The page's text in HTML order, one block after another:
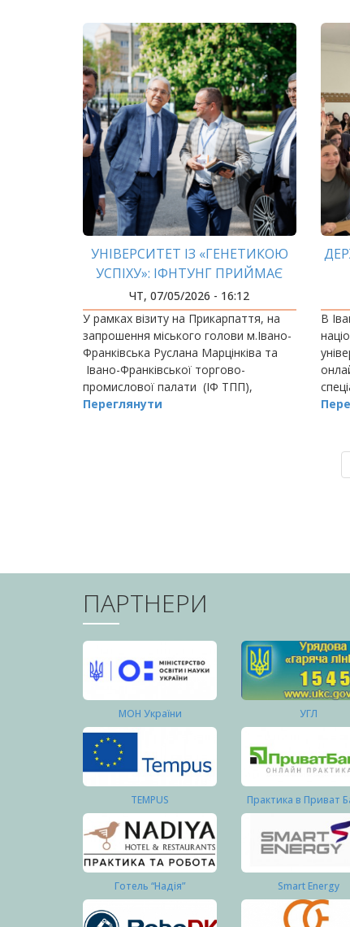
дуальну освіту,…
УНІВЕРСИТЕТ ІЗ «ГЕНЕТИКОЮ
УСПІХУ»: ІФНТУНГ ПРИЙМАЄ
ВИСОКОГО ГОСТЯ З
УЗБЕКИСТАНУ
ЧТ, 07/05/2026 - 16:12
У рамках візиту на Прикарпаття, на
запрошення міського голови м.Івано-
Франківська Руслана Марцінківа та
Івано-Франківської торгово-
промислової палати (ІФ ТПП),
Надзвичайного і Повноважного
Переглянути
В
ПАРТНЕРИ
МОН України УГЛ
TEMPUS Практика в Приват
Готель “Надія” Smart Energy